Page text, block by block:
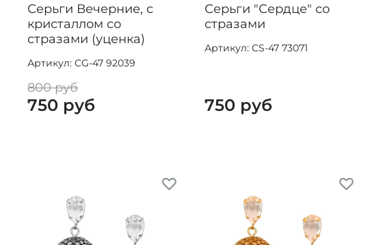
Серьги Вечерние, с
кристаллом со
стразами (уценка)
Артикул: CG-47 92039
800 руб
750 руб
Серьги "Сердце" со
стразами
Артикул: CS-47 73071
750 руб